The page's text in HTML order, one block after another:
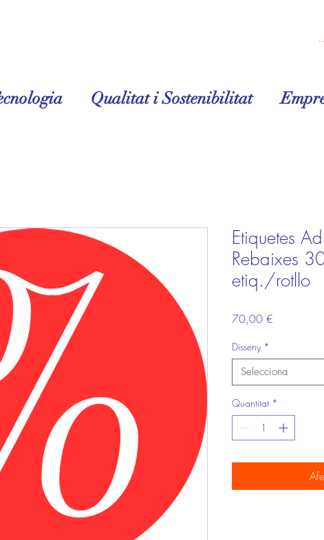
Qualitat i Sostenibilitat
Inicia la
Etiquetes
Rebaixes
etiq./rotllo
70,00 €
Disseny *
Selecciona
Quantitat *